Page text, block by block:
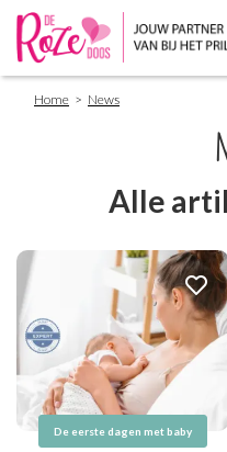
Breadcrumb
Home News
Alle
De eerste dagen met baby